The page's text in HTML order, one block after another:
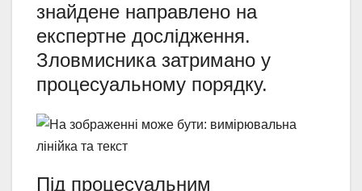
знайдене направлено на
експертне дослідження.
Зловмисника затримано у
процесуальному порядку.
Під процесуальним